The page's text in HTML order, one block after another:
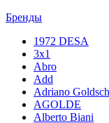
Бренды
1972 DESA
3x1
Abro
Add
Adriano
AGOLDE
Alberto Biani